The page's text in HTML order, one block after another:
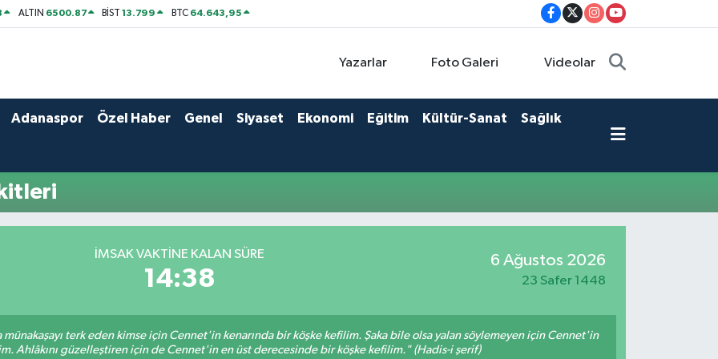
ALTIN 6500.87 BİST13.799 BTC 64.643,95
Yazarlar Foto Galeri Videolar
Adanaspor Özel Haber Genel Siyaset Ekonomi Eğitim Kültür-Sanat Sağlık
İMSAK VAKTINE KALAN SÜRE
14:38
6 Ağustos 2026
23 Safer 1448
terk eden kimse için Cennet'in kenarında bir köşke kefilim. Şaka bile olsa yalan söylemeyen için Cennet'in
Ahlâkını güzelleştiren için de Cennet'in en üst derecesinde bir köşke kefilim." (Hadis-i şerif)